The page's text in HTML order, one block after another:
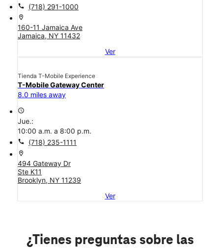
call (718) 291-1000
location_on
160-11 Jamaica Ave
Jamaica, NY 11432
Ver
Tienda T-Mobile Experience
T-Mobile Gateway Center
8.0 miles away
access_time
Jue.:
10:00 a.m. a 8:00 p.m.
call (718) 235-1111
location_on
494 Gateway Dr
Ste K11
Brooklyn, NY 11239
Ver
¿Tienes preguntas sobre las